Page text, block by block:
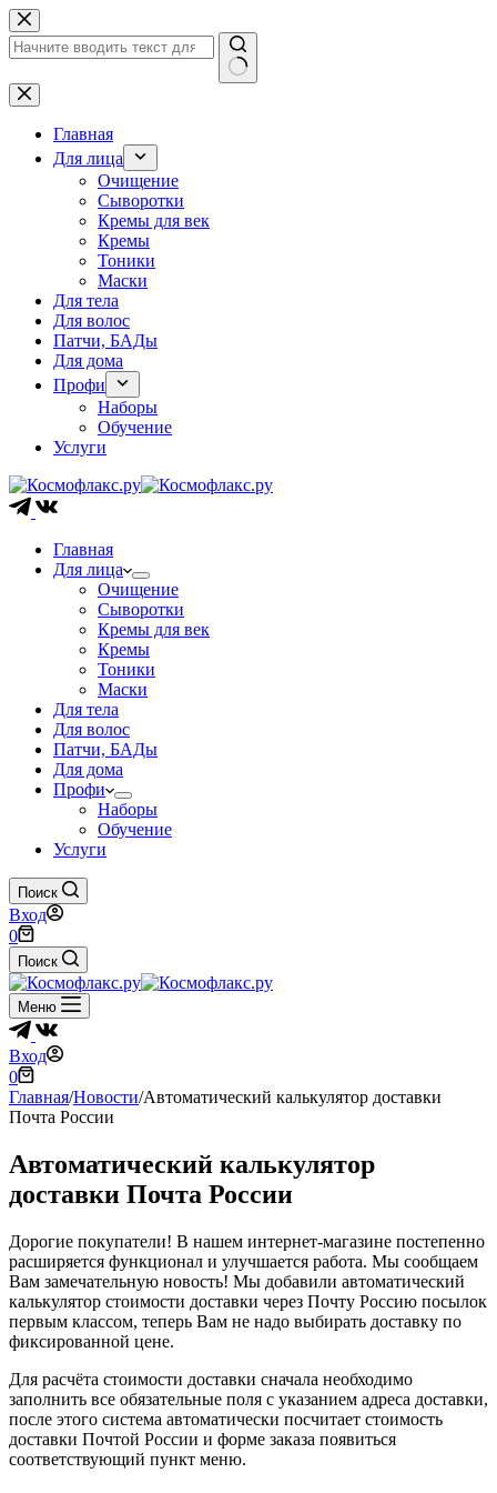
Перейти
к
сути
Ничего
не
найденоГлавная
Для лица
Очищение
Сыворотки
Кремы для век
Кремы
Тоники
Маски
Для тела
Для волос
Патчи, БАДы
Для дома
Профи
Наборы
Обучение
Услуги
Главная
Для лица
Очищение
Сыворотки
Кремы для век
Кремы
Тоники
Маски
Для тела
Для волос
Патчи, БАДы
Для дома
Профи
Наборы
Обучение
Услуги
Поиск
Вход
Корзина
0
Поиск
Меню
Вход
Корзина
0
Главная/Новости/Автоматический калькулятор доставки
Почта России
Автоматический калькулятор
доставки Почта России
Дорогие покупатели! В нашем интернет-магазине постепенно
расширяется функционал и улучшается работа. Мы сообщаем
Вам замечательную новость! Мы добавили автоматический
калькулятор стоимости доставки через Почту Россию посылок
первым классом, теперь Вам не надо выбирать доставку по
фиксированной цене.
Для расчёта стоимости доставки сначала необходимо
заполнить все обязательные поля с указанием адреса доставки,
после этого система автоматически посчитает стоимость
доставки Почтой России и форме заказа появиться
соответствующий пункт меню.